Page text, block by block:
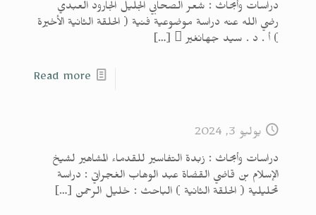
دراسات وأبحاث : شعر الصحابي الجليل الجارود العبدي
رضي الله عنه دراسة موضوعية فنية ( الحلقة الثانية الأخيرة
) أ . د . سيد جهانغير 
[…]
Read more
يوليو 3, 2024
دراسات وأبحاث : زبدة التفاسير للقدماء المشاهير لشيخ
الإسلام بن قاضي القضاة عبد الوهاب الغجراتي : دراسة
تحليلية ( الحلقة الثانية ) الباحث : خليل الرحمن […]